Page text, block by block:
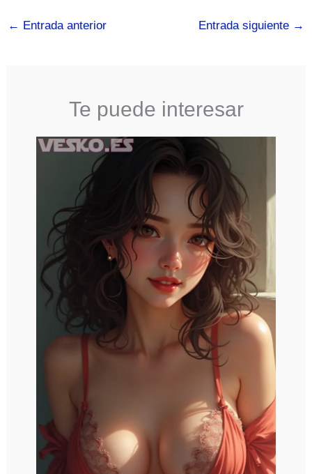
← Entrada anterior Entrada siguiente →
Te puede interesar